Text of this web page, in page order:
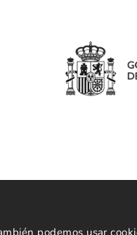
podemos usar